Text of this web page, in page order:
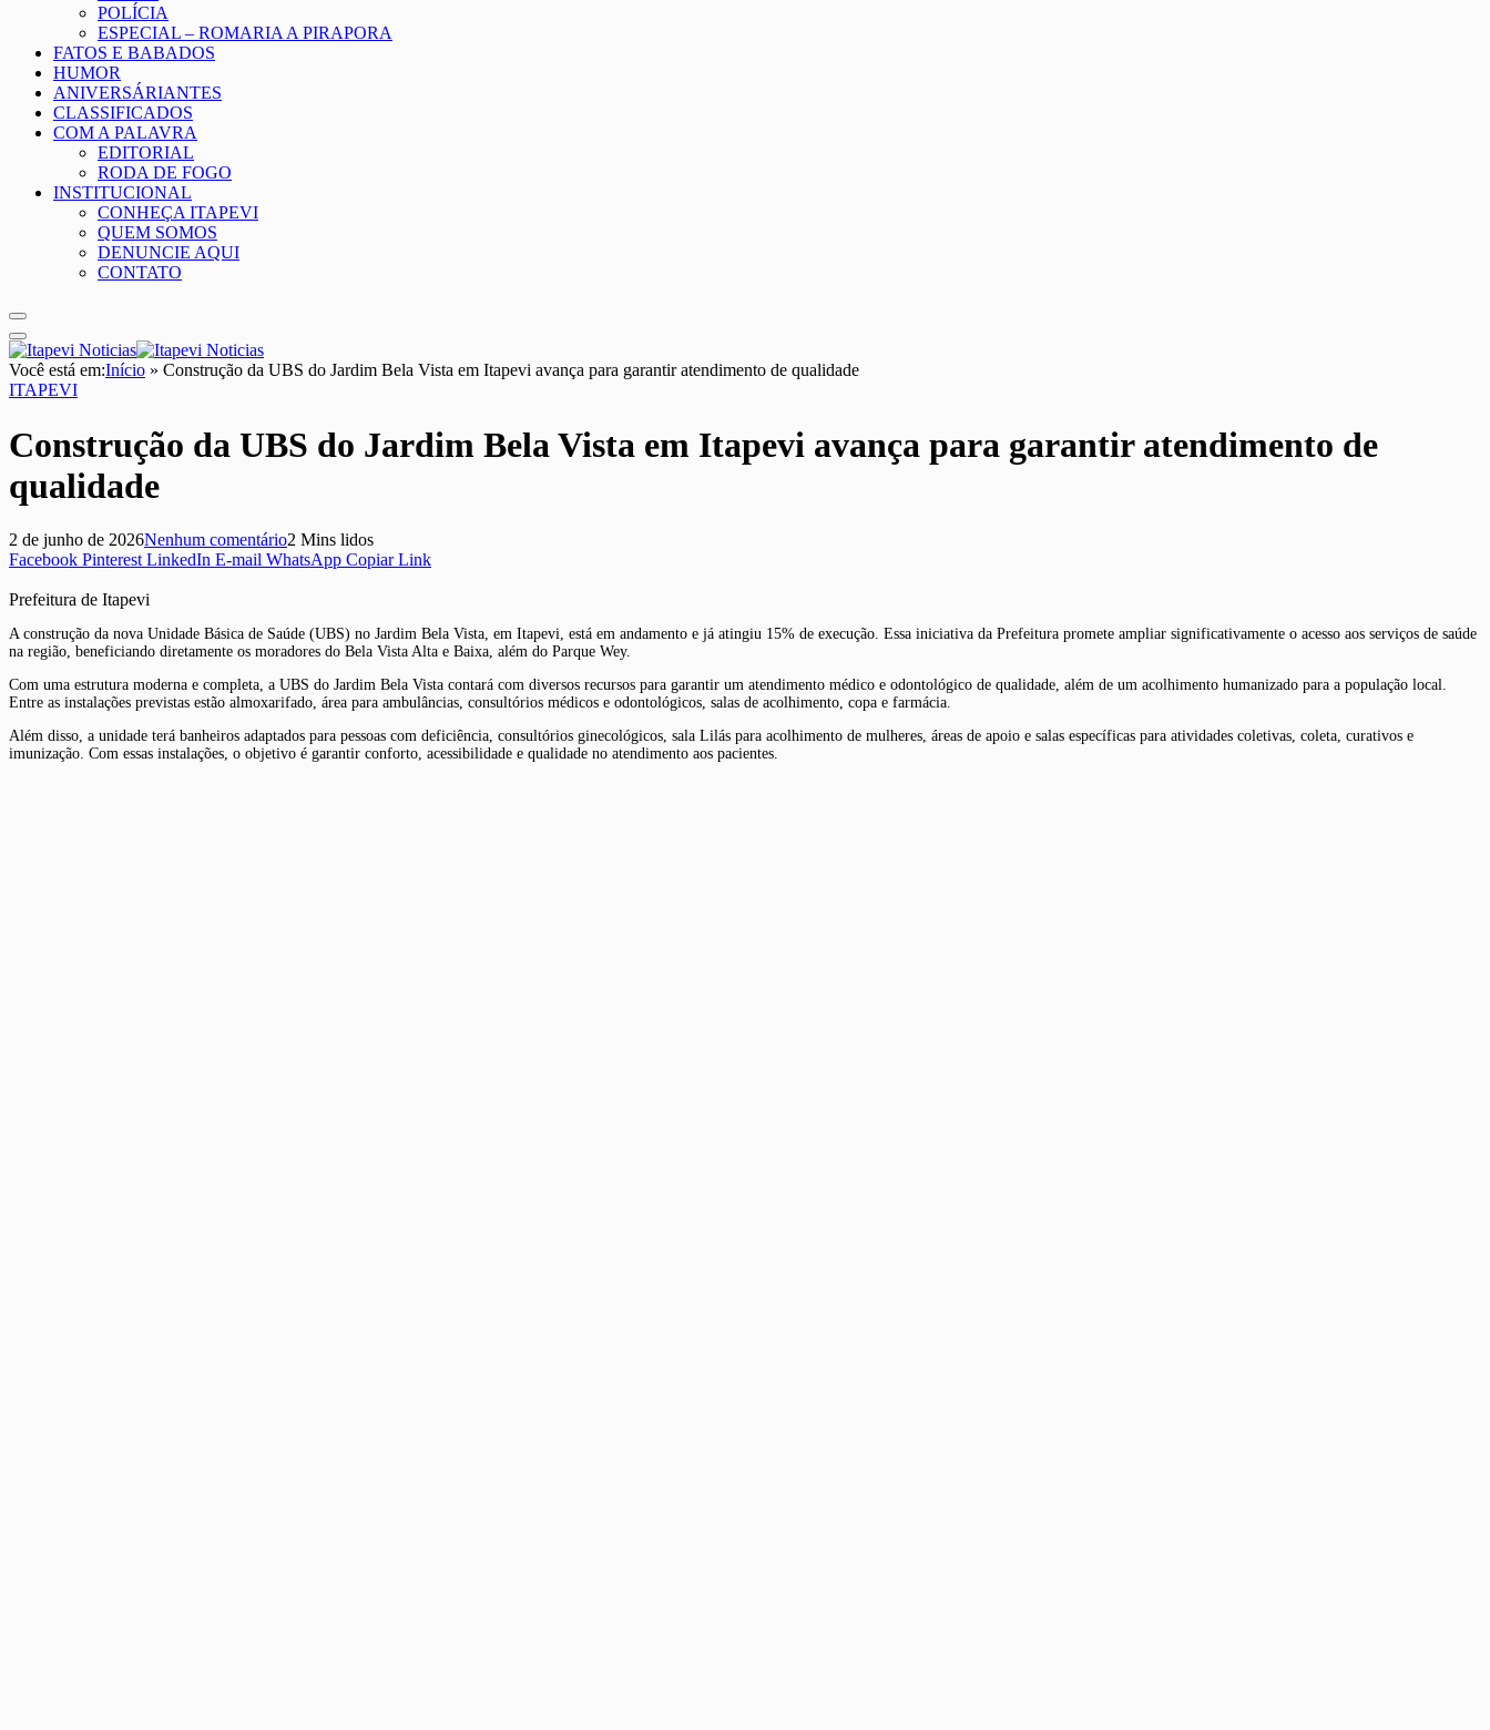
POLÍCIA
ESPECIAL – ROMARIA A PIRAPORA
FATOS E BABADOS
HUMOR
ANIVERSÁRIANTES
CLASSIFICADOS
COM A PALAVRA
EDITORIAL
RODA DE FOGO
INSTITUCIONAL
CONHEÇA ITAPEVI
QUEM SOMOS
DENUNCIE AQUI
CONTATO
Você está em:Início » Construção da UBS do Jardim Bela Vista em Itapevi avança para garantir atendimento de qualidade
ITAPEVI
Construção da UBS do Jardim Bela Vista em Itapevi avança para garantir atendimento de
qualidade
2 de junho de 2026Nenhum comentário2 Mins lidos
Facebook Pinterest LinkedIn E-mail WhatsApp Copiar Link
Prefeitura de Itapevi
A construção da nova Unidade Básica de Saúde (UBS) no Jardim Bela Vista, em Itapevi, está em andamento e já atingiu 15% de execução. Essa iniciativa da Prefeitura promete ampliar significativamente o acesso aos serviços de saúde
na região, beneficiando diretamente os moradores do Bela Vista Alta e Baixa, além do Parque Wey.
Com uma estrutura moderna e completa, a UBS do Jardim Bela Vista contará com diversos recursos para garantir um atendimento médico e odontológico de qualidade, além de um acolhimento humanizado para a população local.
Entre as instalações previstas estão almoxarifado, área para ambulâncias, consultórios médicos e odontológicos, salas de acolhimento, copa e farmácia.
Além disso, a unidade terá banheiros adaptados para pessoas com deficiência, consultórios ginecológicos, sala Lilás para acolhimento de mulheres, áreas de apoio e salas específicas para atividades coletivas, coleta, curativos e
imunização. Com essas instalações, o objetivo é garantir conforto, acessibilidade e qualidade no atendimento aos pacientes.